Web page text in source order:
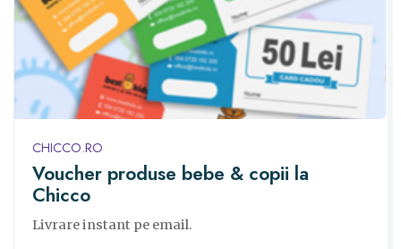
CHICCO.RO
Voucher produse bebe & copii la
Chicco
Livrare instant pe email.